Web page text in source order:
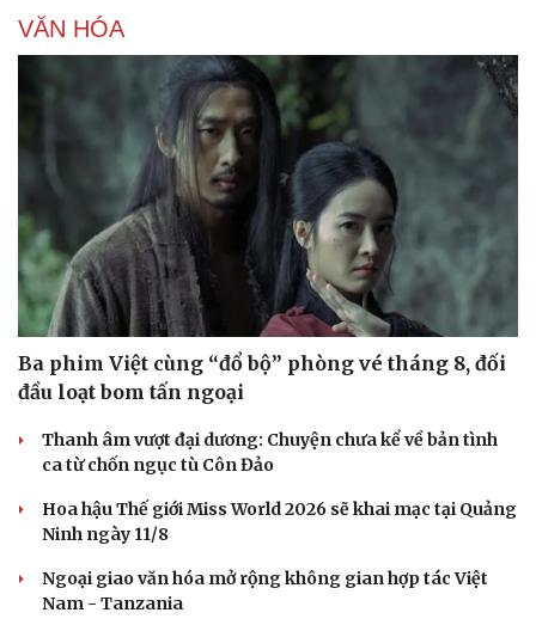
Di sản
VĂN HÓA
Ba phim Việt cùng “đổ bộ” phòng vé tháng 8, đối
đầu loạt bom tấn ngoại
Thanh âm vượt đại dương: Chuyện chưa kể về bản tình
ca từ chốn ngục tù Côn Đảo
Hoa hậu Thế giới Miss World 2026 sẽ khai mạc tại Quảng
Ninh ngày 11/8
Ngoại giao văn hóa mở rộng không gian hợp tác Việt
Nam - Tanzania